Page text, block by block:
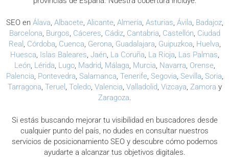
SEO en Álava, Albacete, Alicante, Almería, Asturias, Ávila, Badajoz,
Barcelona, Burgos, Cáceres, Cádiz, Cantabria, Castellón, Ciudad
Real , Córdoba, Cuenca, Gerona, Guadalajara, Guipuzkoa, Huelva,
Huesca, Islas Baleares, Jaén, La Coruña, La Rioja, Las Palmas,
León, Lérida, Lugo, Madrid, Málaga, Murcia, Navarra, Orense,
Palencia, Pontevedra, Salamanca, Tenerife, Segovia, Sevilla, Soria,
Tarragona, Teruel , Toledo, Valencia, Valladolid, Vizcaya, Zamora y
Zaragoza.
Si estás buscando mejorar tu visibilidad en buscadores desde
cualquier punto del país, no dudes en consultar nuestros
servicios de posicionamiento SEO y descubre cómo podemos
ayudarte a alcanzar tus objetivos digitales.